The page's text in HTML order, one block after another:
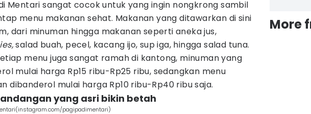
Mentari sangat cocok untuk yang ingin nongkrong sambil
menu makanan sehat. Makanan yang ditawarkan di sini
dari minuman hingga makanan seperti aneka jus,
salad buah, pecel, kacang ijo, sup iga, hingga salad tuna.
menu juga sangat ramah di kantong, minuman yang
mulai harga Rp15 ribu-Rp25 ribu, sedangkan menu
dibanderol mulai harga Rp10 ribu-Rp40 ribu saja.
yang asri bikin betah
pagipadimentari)
More